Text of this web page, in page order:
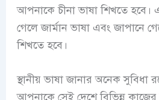
আপনাকে চীনা ভাষা শিখতে হবে।
গেলে জার্মান ভাষা এবং জাপানে
শিখতে হবে।
স্থানীয় ভাষা জানার অনেক সুবিধা
আপনাকে সেই দেশে বিভিন্ন